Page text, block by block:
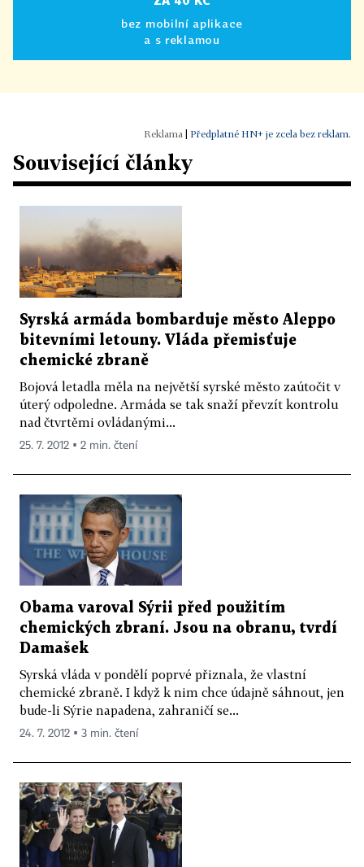
bez mobilní aplikace
a s reklamou
Předplatné HN+ je zcela bez reklam.
Související články
Syrská armáda bombarduje město Aleppo
bitevními letouny. Vláda přemisťuje
chemické zbraně
Bojová letadla měla na největší syrské město zaútočit v
úterý odpoledne. Armáda se tak snaží převzít kontrolu
nad čtvrtěmi ovládanými...
25. 7. 2012 ▪ 2 min. čtení
Obama varoval Sýrii před použitím
chemických zbraní. Jsou na obranu, tvrdí
Damašek
Syrská vláda v pondělí poprvé přiznala, že vlastní
chemické zbraně. I když k nim chce údajně sáhnout, jen
bude-li Sýrie napadena, zahraničí se...
24. 7. 2012 ▪ 3 min. čtení